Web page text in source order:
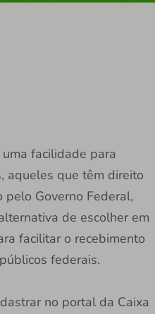
facilidade para
aqueles que têm direito
Governo Federal,
de escolher em
facilitar o recebimento
federais.
no portal da Caixa